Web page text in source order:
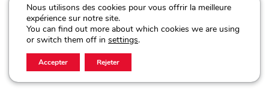
Nous utilisons des cookies pour vous offrir la meilleure
expérience sur notre site.
You can find out more about which cookies we are using
or switch them off in settings.
Accepter Rejeter